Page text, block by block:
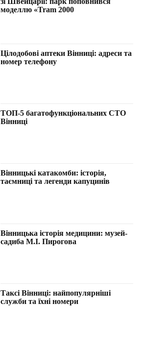
моделлю «Tram 2000
Цілодобові аптеки Вінниці: адреси та
номер телефону
ТОП-5 багатофункціональних СТО
Вінниці
Вінницькі катакомби: історія,
таємниці та легенди капуцинів
Вінницька історія медицини: музей-
садиба М.І. Пирогова
Таксі Вінниці: найпопулярніші
служби та їхні номери